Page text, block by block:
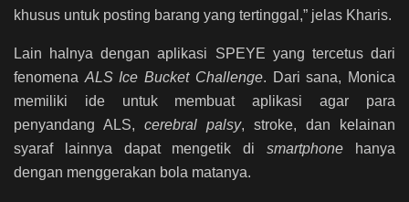
khusus untuk posting barang yang tertinggal,” jelas Kharis.
Lain halnya dengan aplikasi SPEYE yang tercetus dari
fenomena ALS Ice Bucket Challenge. Dari sana, Monica
memiliki ide untuk membuat aplikasi agar para
penyandang ALS, cerebral palsy, stroke, dan kelainan
syaraf lainnya dapat mengetik di smartphone hanya
dengan menggerakan bola matanya.